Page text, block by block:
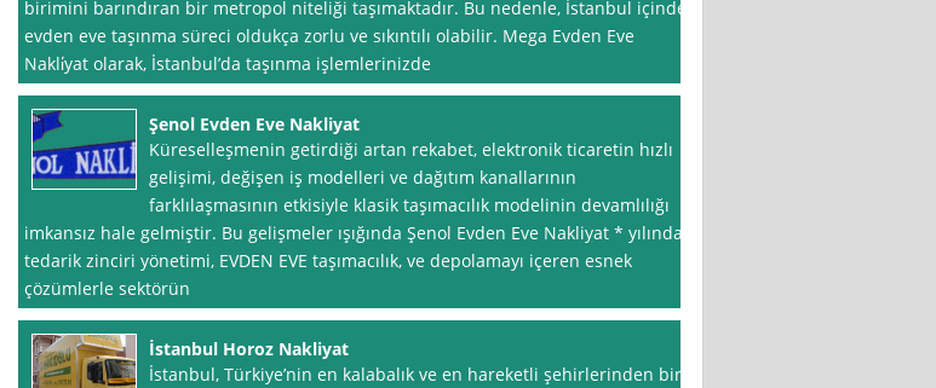
birimini barındıran bir metropol niteliği taşımaktadır. Bu nedenle, İstanbul içinde
evden eve taşınma süreci oldukça zorlu ve sıkıntılı olabilir. Mega Evden Eve
Nakli̇yat olarak, İstanbul’da taşınma işlemlerinizde
Şenol Evden Eve Nakliyat
Küreselleşmenin getirdiği artan rekabet, elektronik ticaretin hızlı
gelişimi, değişen iş modelleri ve dağıtım kanallarının
farklılaşmasının etkisiyle klasik taşımacılık modelinin devamlılığı
imkansız hale gelmiştir. Bu gelişmeler ışığında Şenol Evden Eve Nakliyat * yılında
tedarik zinciri yönetimi, EVDEN EVE taşımacılık, ve depolamayı içeren esnek
çözümlerle sektörün
İstanbul Horoz Nakliyat
İstanbul, Türkiye’nin en kalabalık ve en hareketli şehirlerinden biri